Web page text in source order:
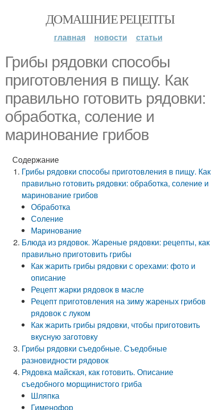
ДОМАШНИЕ РЕЦЕПТЫ
главная новости статьи
Грибы рядовки способы
приготовления в пищу. Как
правильно готовить рядовки:
обработка, соление и
маринование грибов
Содержание
Грибы рядовки способы приготовления в пищу. Как
правильно готовить рядовки: обработка, соление и
маринование грибов
Обработка
Соление
Маринование
Блюда из рядовок. Жареные рядовки: рецепты, как
правильно приготовить грибы
Как жарить грибы рядовки с орехами: фото и
описание
Рецепт жарки рядовок в масле
Рецепт приготовления на зиму жареных грибов
рядовок с луком
Как жарить грибы рядовки, чтобы приготовить
вкусную заготовку
Грибы рядовки съедобные. Съедобные
разновидности рядовок
Рядовка майская, как готовить. Описание
съедобного морщинистого гриба
Шляпка
Гименофор